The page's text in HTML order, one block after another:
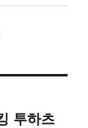
투하츠